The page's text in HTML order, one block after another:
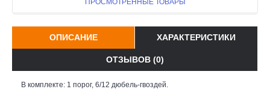
ОПИСАНИЕ ХАРАКТЕРИСТИКИ
ОТЗЫВОВ (0)
В комплекте: 1 порог, 6/12 дюбель-гвоздей.